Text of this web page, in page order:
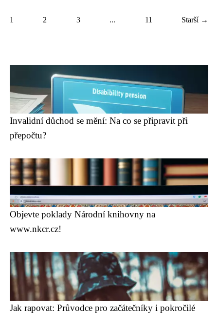
1 2 3 ... 11 Starší →
Invalidní důchod se mění: Na co se připravit při
přepočtu?
Objevte poklady Národní knihovny na
www.nkcr.cz!
Jak rapovat: Průvodce pro začátečníky i pokročilé